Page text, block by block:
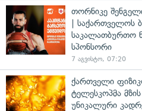
თორნიკე
| საქართველოს
საკალათბურთო
სპონსორი
7 აგვისტო, 07:20
ქართველი
ტელესკოპმა
უნიკალური